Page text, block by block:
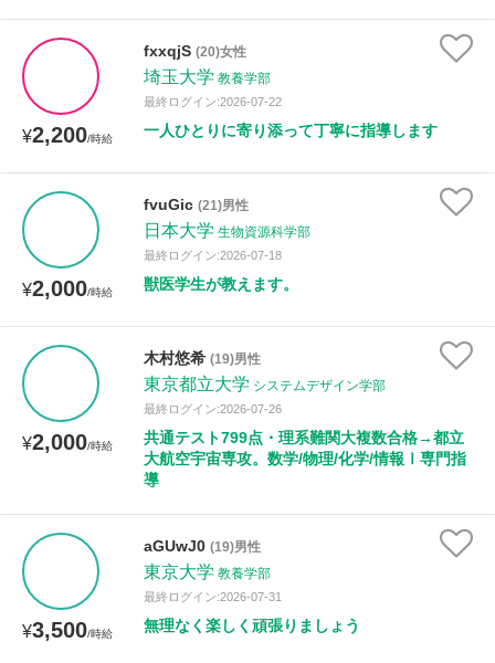
¥2,200/時給
fxxqjS (20)女性
埼玉大学 教養学部
最終ログイン:2026-07-22
一人ひとりに寄り添って丁寧に指導します
¥2,000/時給
fvuGic (21)男性
日本大学 生物資源科学部
最終ログイン:2026-07-18
獣医学生が教えます。
¥2,000/時給
木村悠希 (19)男性
東京都立大学 システムデザイン学部
最終ログイン:2026-07-26
共通テスト799点・理系難関大複数合格→都立
大航空宇宙専攻。数学/物理/化学/情報Ⅰ専門指
導
¥3,500/時給
aGUwJ0 (19)男性
東京大学 教養学部
最終ログイン:2026-07-31
無理なく楽しく頑張りましょう